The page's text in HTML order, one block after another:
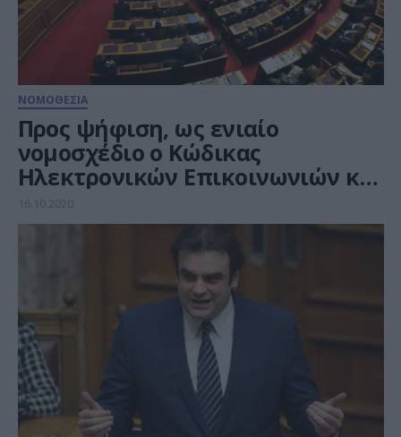
ΝΟΜΟΘΕΣΙΑ
Προς ψήφιση, ως ενιαίο
νομοσχέδιο ο Κώδικας
Ηλεκτρονικών Επικοινωνιών και
ο Κώδικας Ψηφιακής
Διακυβέρνησης
16.10.2020